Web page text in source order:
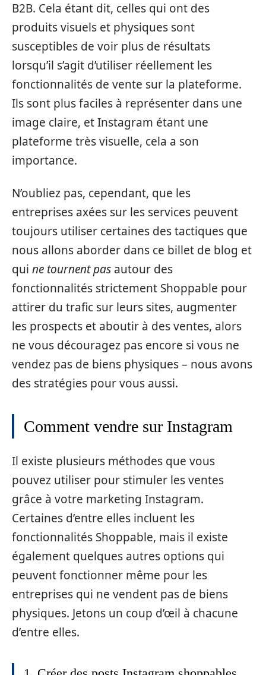
B2B. Cela étant dit, celles qui ont des
produits visuels et physiques sont
susceptibles de voir plus de résultats
lorsqu’il s’agit d’utiliser réellement les
fonctionnalités de vente sur la plateforme.
Ils sont plus faciles à représenter dans une
image claire, et Instagram étant une
plateforme très visuelle, cela a son
importance.
N’oubliez pas, cependant, que les
entreprises axées sur les services peuvent
toujours utiliser certaines des tactiques que
nous allons aborder dans ce billet de blog et
qui ne tournent pas autour des
fonctionnalités strictement Shoppable pour
attirer du trafic sur leurs sites, augmenter
les prospects et aboutir à des ventes, alors
ne vous découragez pas encore si vous ne
vendez pas de biens physiques – nous avons
des stratégies pour vous aussi.
Comment vendre sur Instagram
Il existe plusieurs méthodes que vous
pouvez utiliser pour stimuler les ventes
grâce à votre marketing Instagram.
Certaines d’entre elles incluent les
fonctionnalités Shoppable, mais il existe
également quelques autres options qui
peuvent fonctionner même pour les
entreprises qui ne vendent pas de biens
physiques. Jetons un coup d’œil à chacune
d’entre elles.